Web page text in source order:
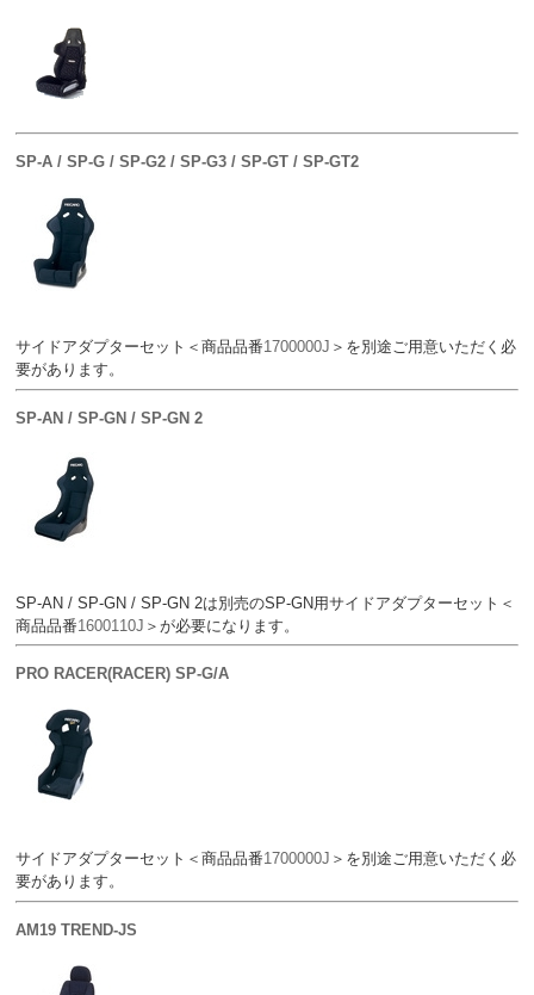
SP-A / SP-G / SP-G2 / SP-G3 / SP-GT / SP-GT2
サイドアダプターセット＜商品品番1700000J ＞を別途ご用意いただく必
要があります。
SP-AN / SP-GN / SP-GN 2
SP-AN / SP-GN / SP-GN 2は別売のSP-GN用サイドアダプターセット＜
商品品番1600110J ＞が必要になります。
PRO RACER(RACER) SP-G/A
サイドアダプターセット＜商品品番1700000J ＞を別途ご用意いただく必
要があります。
AM19 TREND-JS